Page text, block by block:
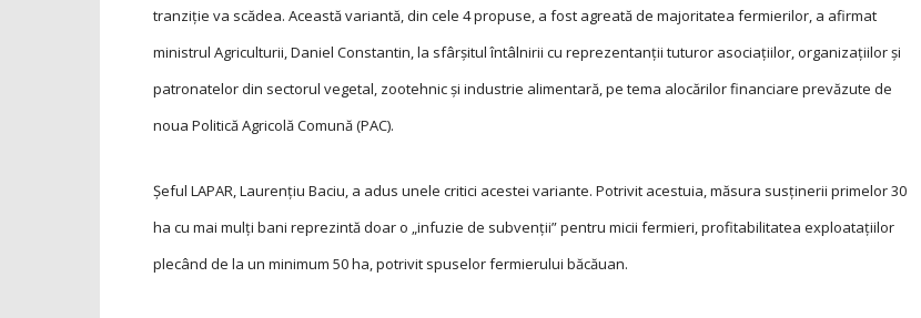
tranziție va scădea. Această variantă, din cele 4 propuse, a fost agreată de majoritatea fermierilor, a afirmat
ministrul Agriculturii, Daniel Constantin, la sfârșitul întâlnirii cu reprezentanţii tuturor asociaţiilor, organizaţiilor și
patronatelor din sectorul vegetal, zootehnic şi industrie alimentară, pe tema alocărilor financiare prevăzute de
noua Politică Agricolă Comună (PAC).
Șeful LAPAR, Laurențiu Baciu, a adus unele critici acestei variante. Potrivit acestuia, măsura susținerii primelor 30
ha cu mai mulți bani reprezintă doar o „infuzie de subvenții” pentru micii fermieri, profitabilitatea exploatațiilor
plecând de la un minimum 50 ha, potrivit spuselor fermierului băcăuan.